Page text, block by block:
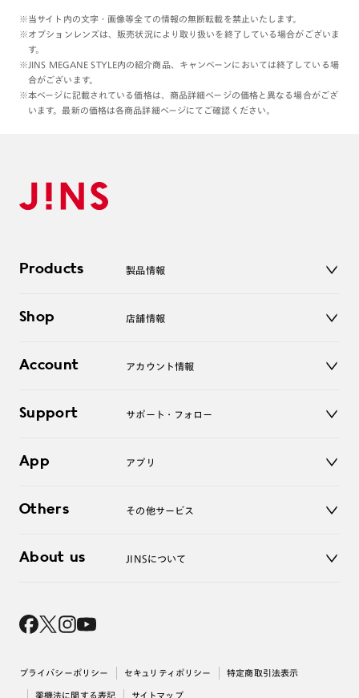
※当サイト内の文字・画像等全ての情報の無断転載を禁止いたします。
※オプションレンズは、販売状況により取り扱いを終了している場合がございま
す。
※JINS MEGANE STYLE内の紹介商品、キャンペーンにおいては終了している場
合がございます。
※本ページに記載されている価格は、商品詳細ページの価格と異なる場合がござ
います。最新の価格は各商品詳細ページにてご確認ください。
Products 製品情報
サングラス
コンタクトレンズ
アクセサリー
Shop 店舗情報
オンラインショップ
Account アカウント情報
ログアウト
Support サポート・フォロー
よくあるご質問
お問い合わせ
App アプリ
Others その他サービス
レンズ交換
About us JINSについて
採用情報
出店について
プライバシーポリシー セキュリティポリシー 特定商取引法表示
薬機法に関する表記 サイトマップ